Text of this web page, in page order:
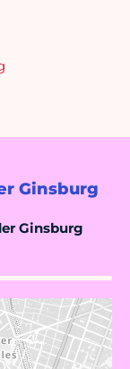
Ginsburg
Ginsburg